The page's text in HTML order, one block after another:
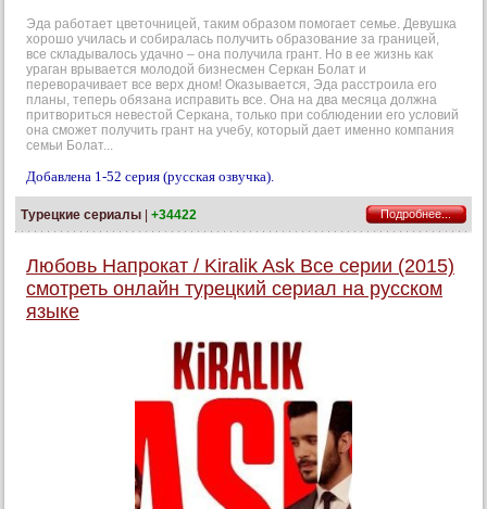
Эда работает цветочницей, таким образом помогает семье. Девушка
хорошо училась и собиралась получить образование за границей,
все складывалось удачно – она получила грант. Но в ее жизнь как
ураган врывается молодой бизнесмен Серкан Болат и
переворачивает все верх дном! Оказывается, Эда расстроила его
планы, теперь обязана исправить все. Она на два месяца должна
притвориться невестой Серкана, только при соблюдении его условий
она сможет получить грант на учебу, который дает именно компания
семьи Болат...
Добавлена 1-52 серия (русская озвучка).
Турецкие сериалы | +34422 Подробнее...
Любовь Напрокат / Kiralik Ask Все серии (2015)
смотреть онлайн турецкий сериал на русском
языке